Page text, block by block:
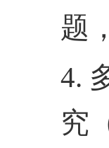
题
4.
究